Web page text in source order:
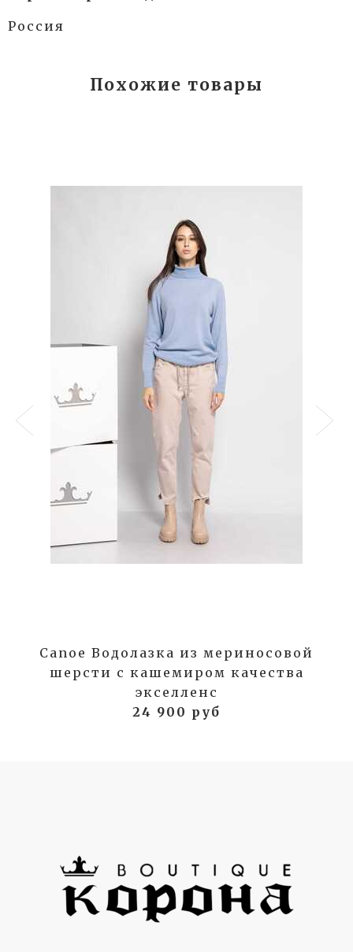
Россия
Похожие товары
Canoe Водолазка из мериносовой
шерсти с кашемиром качества
экселленс
24 900 руб